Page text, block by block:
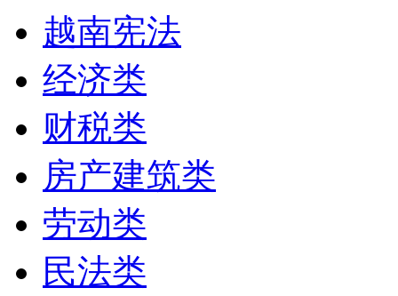
越南宪法
经济类
财税类
房产建筑类
劳动类
民法类